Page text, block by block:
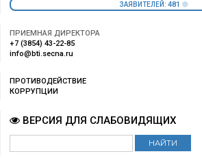
ЗАЯВИТЕЛЕЙ: 481
ПРИЕМНАЯ ДИРЕКТОРА
+7 (3854) 43-22-85
info@bti.secna.ru
ПРОТИВОДЕЙСТВИЕ
КОРРУПЦИИ
ВЕРСИЯ ДЛЯ СЛАБОВИДЯЩИХ